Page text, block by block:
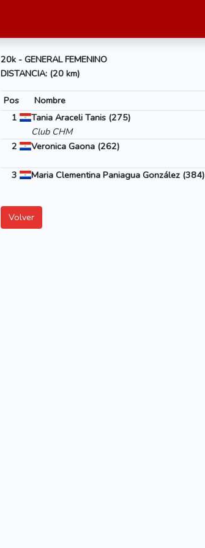
20k - GENERAL FEMENINO
DISTANCIA: (20 km)
Pos Nombre
1
Tania Araceli Tanis (275)
Club CHM
2
Veronica Gaona (262)
3
Maria Clementina Paniagua González (384)
Volver